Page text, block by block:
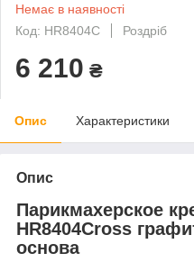
Немає в наявності
Код: HR8404C
Роздріб
6 210 ₴
Опис Характеристики
Опис
Парикмахерское
HR8404Cross
основа